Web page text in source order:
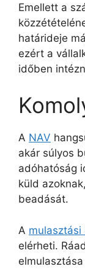
Emellett a
határideje
ezért a
időben
A NAV
akár súlyos
adóhatóság
küld
beadását.
A mulasztási
elérheti.